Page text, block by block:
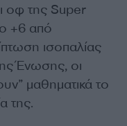
οφ της Super
+6 από
ισοπαλίας
Ένωσης, οι
μαθηματικά το
της.